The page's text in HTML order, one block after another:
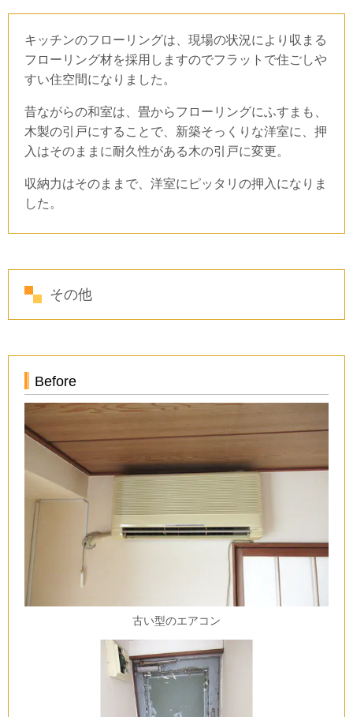
キッチンのフローリングは、現場の状況により収まる
フローリング材を採用しますのでフラットで住ごしや
すい住空間になりました。
昔ながらの和室は、畳からフローリングにふすまも、
木製の引戸にすることで、新築そっくりな洋室に、押
入はそのままに耐久性がある木の引戸に変更。
収納力はそのままで、洋室にピッタリの押入になりま
した。
その他
Before
古い型のエアコン